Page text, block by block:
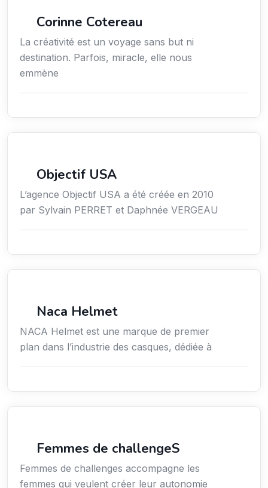
Corinne Cotereau
La créativité est un voyage sans but ni
destination. Parfois, miracle, elle nous
emmène
Objectif USA
L’agence Objectif USA a été créée en 2010
par Sylvain PERRET et Daphnée VERGEAU
Naca Helmet
NACA Helmet est une marque de premier
plan dans l’industrie des casques, dédiée à
Femmes de challengeS
Femmes de challenges accompagne les
femmes qui veulent créer leur autonomie